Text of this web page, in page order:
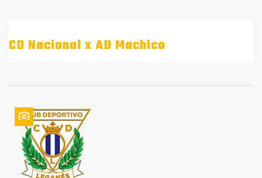
CD Nacional x AD Machico